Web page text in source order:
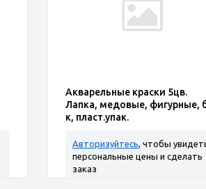
Акварельные краски 5цв.
Лапка, медовые, фигурные,
к, пласт.упак.
Авторизуйтесь, чтобы
персональные цены и сделать
заказ